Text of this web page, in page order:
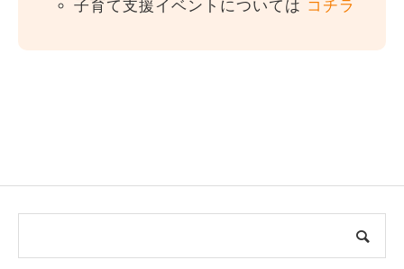
子育て支援イベントについては コチラ